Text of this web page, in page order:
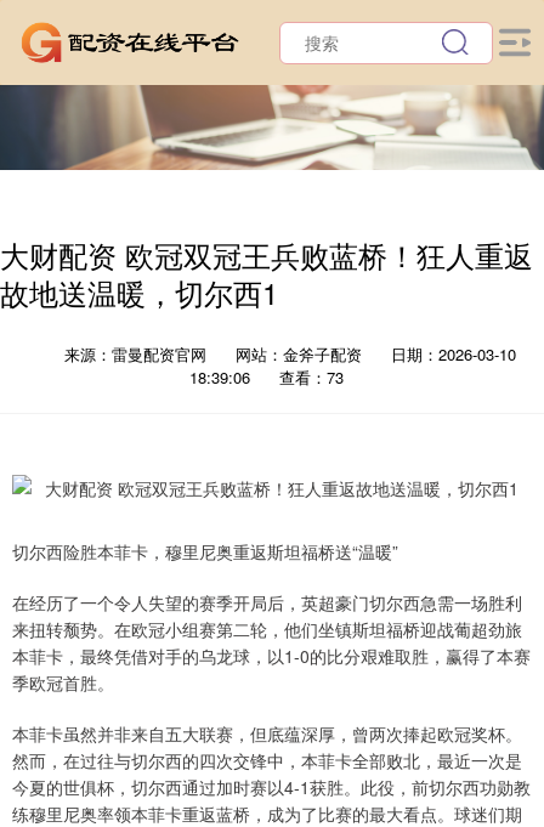
大财配资 欧冠双冠王兵败蓝桥！狂人重返
故地送温暖，切尔西1
来源：雷曼配资官网 网站：金斧子配资
日期：2026-03-10
18:39:06
查看：73
切尔西险胜本菲卡，穆里尼奥重返斯坦福桥送“温暖”
在经历了一个令人失望的赛季开局后，英超豪门切尔西急需一场胜利
来扭转颓势。在欧冠小组赛第二轮，他们坐镇斯坦福桥迎战葡超劲旅
本菲卡，最终凭借对手的乌龙球，以1-0的比分艰难取胜，赢得了本赛
季欧冠首胜。
本菲卡虽然并非来自五大联赛，但底蕴深厚，曾两次捧起欧冠奖杯。
然而，在过往与切尔西的四次交锋中，本菲卡全部败北，最近一次是
今夏的世俱杯，切尔西通过加时赛以4-1获胜。此役，前切尔西功勋教
练穆里尼奥率领本菲卡重返蓝桥，成为了比赛的最大看点。球迷们期